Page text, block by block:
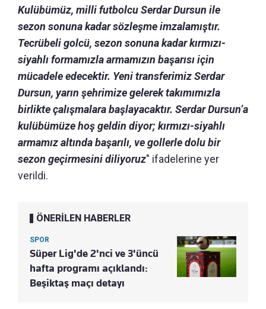
Kulübümüz, milli futbolcu Serdar Dursun ile
sezon sonuna kadar sözleşme imzalamıştır.
Tecrübeli golcü, sezon sonuna kadar kırmızı-
siyahlı formamızla armamızın başarısı için
mücadele edecektir. Yeni transferimiz Serdar
Dursun, yarın şehrimize gelerek takımımızla
birlikte çalışmalara başlayacaktır. Serdar Dursun’a
kulübümüze hoş geldin diyor; kırmızı-siyahlı
armamız altında başarılı, ve gollerle dolu bir
sezon geçirmesini diliyoruz" ifadelerine yer
verildi.
ÖNERİLEN HABERLER
SPOR
Süper Lig'de 2'nci ve 3'üncü
hafta programı açıklandı:
Beşiktaş maçı detayı